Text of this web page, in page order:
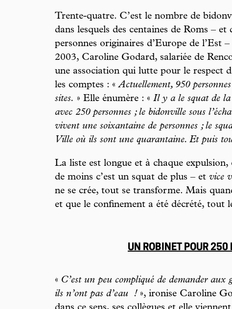
Trente-quatre. C’est le nombre de
dans lesquels des centaines de Roms – et
personnes originaires d’Europe de l’Est
2003, Caroline Godard, salariée de
une association qui lutte pour le respect
les comptes : «Actuellement, 950
sites. » Elle énumère : « Il y a le squat de la
avec 250 personnes ; le bidonville sous
vivent une soixantaine de personnes ; le
Ville où ils sont une quarantaine. Et puis
La liste est longue et à chaque
de moins c’est un squat de plus – et vice
ne se crée, tout se transforme. Mais
et que le confinement a été décrété, tout
UN ROBINET POUR 250
« C’est un peu compliqué de demander aux
ils n’ont pas d’eau
!», ironise Caroline